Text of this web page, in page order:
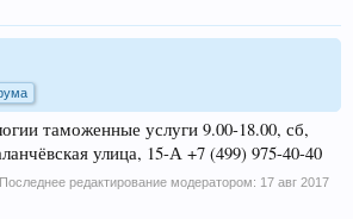
таможенные услуги 9.00-18.00, сб,
улица, 15-А +7 (499) 975-40-40
Последнее редактирование модератором: 17 авг 2017